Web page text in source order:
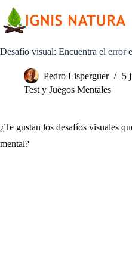
contenido
Desafío visual: Encuentra el error
Pedro Lisperguer
5
Test y Juegos Mentales
¿Te gustan los desafíos visuales
mental?